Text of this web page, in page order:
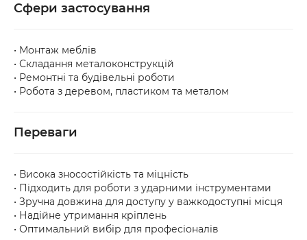
Сфери застосування
• Монтаж меблів
• Складання металоконструкцій
• Ремонтні та будівельні роботи
• Робота з деревом, пластиком та металом
Переваги
• Висока зносостійкість та міцність
• Підходить для роботи з ударними інструментами
• Зручна довжина для доступу у важкодоступні місця
• Надійне утримання кріплень
• Оптимальний вибір для професіоналів